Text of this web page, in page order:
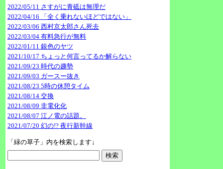
2022/05/11 さすがに青砥は無理だ
2022/04/16 「全く乗れないほどではない」
2022/03/06 西村京太郎さん死去
2022/03/04 有料急行が無料
2022/01/11 銀色のヤツ
2021/10/17 ちょっと何言ってるか解らない
2021/09/23 時代の趨勢
2021/09/03 ガースー抜き
2021/08/23 5時の休憩タイム
2021/08/14 交換
2021/08/09 非電化化
2021/08/07 江ノ電の話題。
2021/07/20 幻の!? 夜行新幹線
「緑の草子」内を検索します↓